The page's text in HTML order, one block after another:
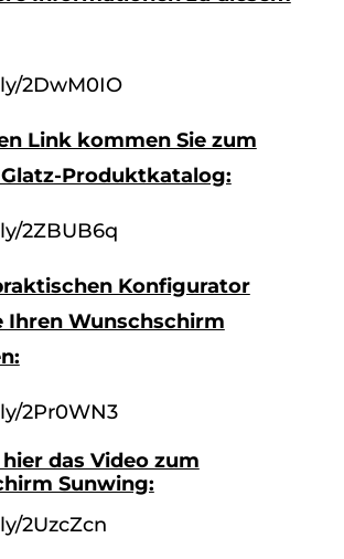
2DwM0IO
Link kommen Sie zum
Produktkatalog:
2ZBUB6q
Konfigurator
Ihren Wunschschirm
2Pr0WN3
hier das Video zum
Sunwing:
2UzcZcn